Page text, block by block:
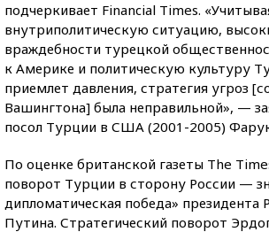
подчеркивает Financial Times.
внутриполитическую ситуацию,
враждебности турецкой
к Америке и политическую культуру
приемлет давления, стратегия угроз
Вашингтона] была неправильной», —
посол Турции в США (2001-2005)
По оценке британской газеты The
поворот Турции в сторону России —
дипломатическая победа»
Путина. Стратегический поворот